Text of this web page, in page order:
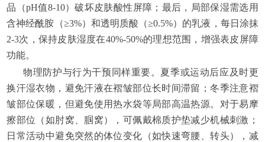
品（pH值8-10）破坏皮肤酸性屏障；最后，局部保湿需选用
含神经酰胺（≥3%）和透明质酸（≥0.5%）的乳液，每日涂抹
2-3次，保持皮肤湿度在40%-50%的理想范围，增强表皮屏障
功能。
物理防护与行为干预同样重要。夏季或运动后应及时更
换汗湿衣物，避免汗液在褶皱部位长时间滞留；冬季注意褶
皱部位保暖，但避免使用热水袋等局部高温热源。对于易摩
擦部位（如肘窝、腘窝），可佩戴棉质护垫减少机械刺激；
日常活动中避免突然的体位变化（如快速弯腰、转头），减